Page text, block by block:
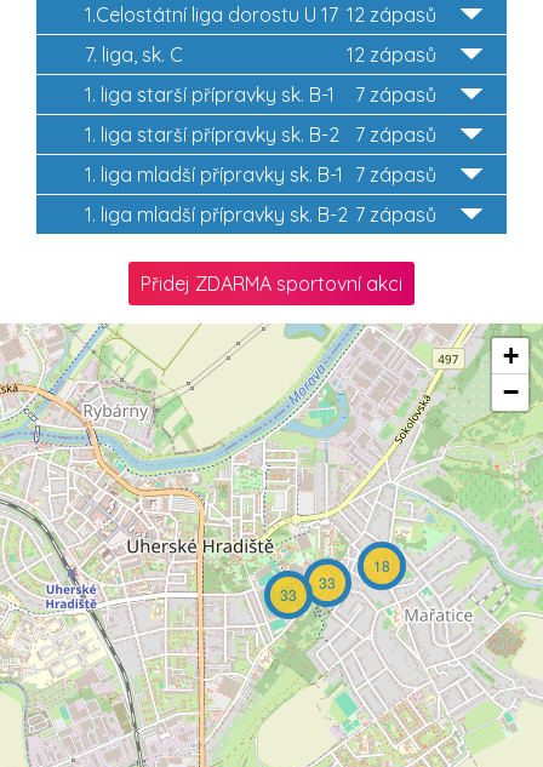
12 zápasů
1.Celostátní liga dorostu U 17
12 zápasů
7. liga, sk. C
7 zápasů
1. liga starší přípravky sk. B-1
7 zápasů
1. liga starší přípravky sk. B-2
7 zápasů
1. liga mladší přípravky sk. B-1
7 zápasů
1. liga mladší přípravky sk. B-2
Přidej ZDARMA sportovní akci
18
33
33
+
−